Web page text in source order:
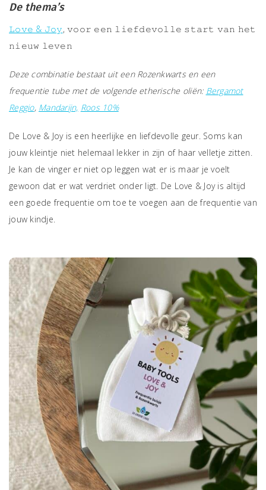
De thema’s
𝙻𝚘𝚟𝚎 & 𝙹𝚘𝚢, 𝚟𝚘𝚘𝚛 𝚎𝚎𝚗 𝚕𝚒𝚎𝚏𝚍𝚎𝚟𝚘𝚕𝚕𝚎 𝚜𝚝𝚊𝚛𝚝 𝚟𝚊𝚗 𝚑𝚎𝚝
𝚗𝚒𝚎𝚞𝚠 𝚕𝚎𝚟𝚎𝚗
Deze combinatie bestaat uit een Rozenkwarts en een
frequentie tube met de volgende etherische oliën: Bergamot
Reggio, Mandarijn, Roos 10%
De Love & Joy is een heerlijke en liefdevolle geur. Soms kan
jouw kleintje niet helemaal lekker in zijn of haar velletje zitten.
Je kan de vinger er niet op leggen wat er is maar je voelt
gewoon dat er wat verdriet onder ligt. De Love & Joy is altijd
een goede frequentie om toe te voegen aan de frequentie van
jouw kindje.